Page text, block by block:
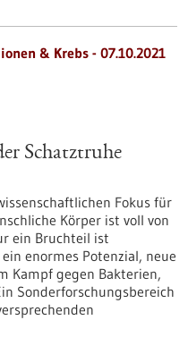
& Krebs - 07.10.2021
Schatztruhe
Fokus für
Körper ist voll von
ein Bruchteil ist
enormes Potenzial, neue
Kampf gegen Bakterien,
Sonderforschungsbereich